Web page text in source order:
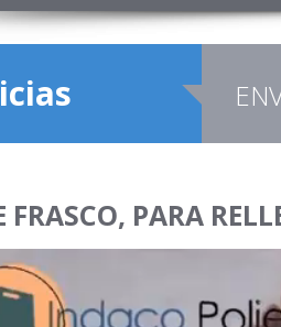
FRASCO, PARA